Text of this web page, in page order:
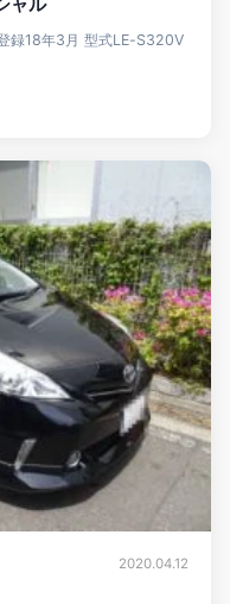
録18年3月 型式LE-S320V
2020.04.12